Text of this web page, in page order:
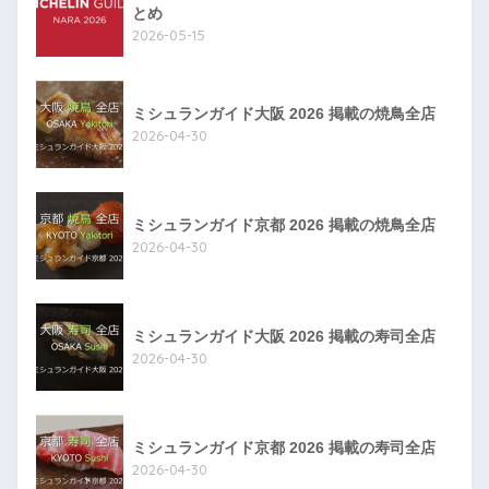
とめ
2026-05-15
ミシュランガイド大阪 2026 掲載の焼鳥全店
2026-04-30
ミシュランガイド京都 2026 掲載の焼鳥全店
2026-04-30
ミシュランガイド大阪 2026 掲載の寿司全店
2026-04-30
ミシュランガイド京都 2026 掲載の寿司全店
2026-04-30